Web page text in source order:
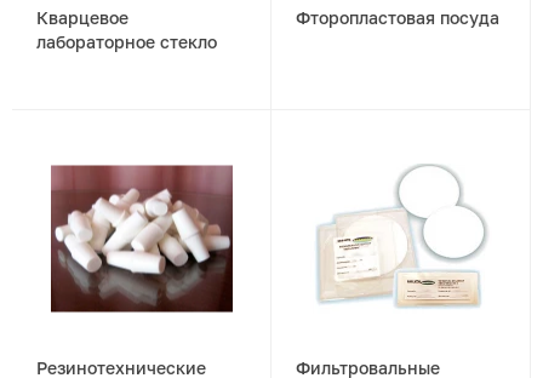
Кварцевое
лабораторное стекло
Фторопластовая посуда
Резинотехнические
Фильтровальные